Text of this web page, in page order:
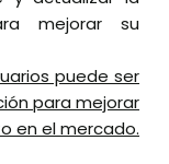
mejorar su
puede ser
para mejorar
en el mercado.